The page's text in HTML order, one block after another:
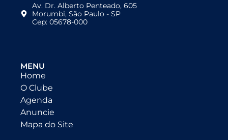
Av. Dr. Alberto Penteado, 605
Morumbi, São Paulo - SP
Cep: 05678-000
MENU
Home
O Clube
Agenda
Anuncie
Mapa do Site